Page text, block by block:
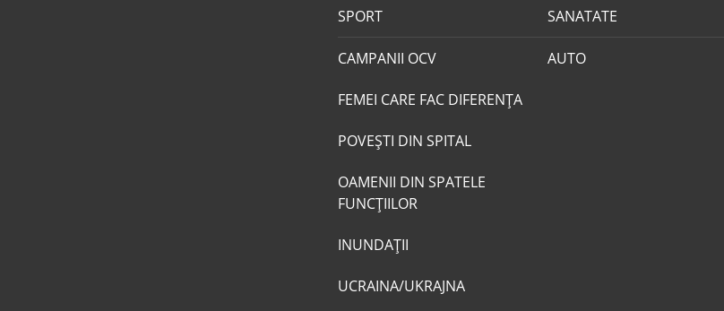
SPORT SANATATE
CAMPANII OCV
FEMEI CARE FAC DIFERENȚA
POVEŞTI DIN SPITAL
OAMENII DIN SPATELE
FUNCŢIILOR
INUNDAŢII
UCRAINA/UKRAJNA
AUTO